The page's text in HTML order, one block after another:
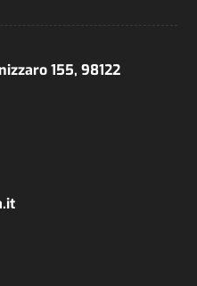
155, 98122